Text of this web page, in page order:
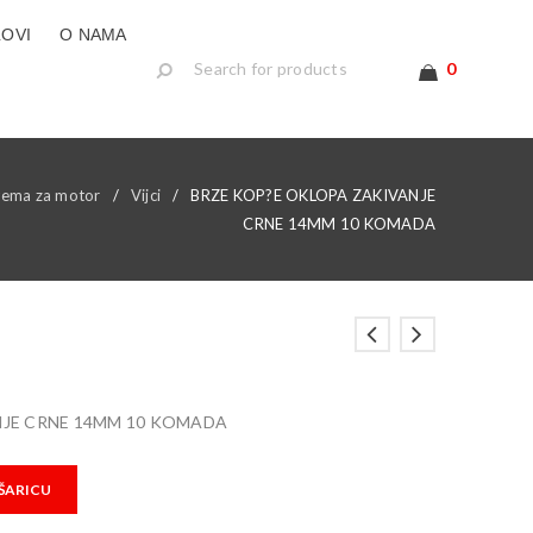
O NAMA
0
za motor / Vijci /
BRZE KOP?E OKLOPA ZAKIVANJE
CRNE 14MM 10 KOMADA
CRNE 14MM 10 KOMADA